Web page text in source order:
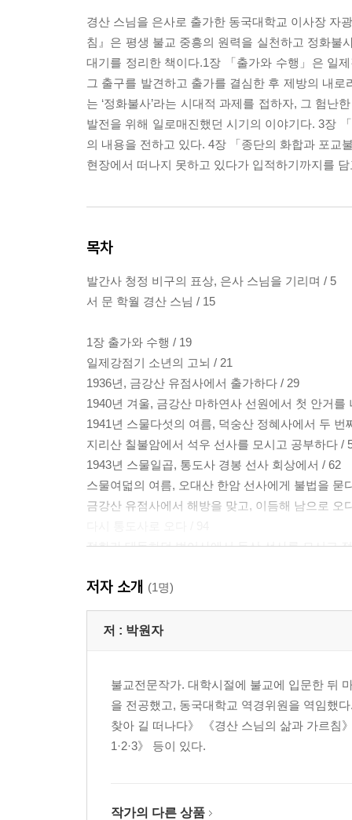
경산 스님을 은사로 출가한 동국대학교 이사장 자
침』은 평생 불교 중흥의 원력을 실천하고 정화불
대기를 정리한 책이다.1장 「출가와 수행」은 일
그 출구를 발견하고 출가를 결심한 후 제방의 내
는 ‘정화불사’라는 시대적 과제를 접하자, 그 험
발전을 위해 일로매진했던 시기의 이야기다. 3장
의 내용을 전하고 있다. 4장 「종단의 화합과 포교
현장에서 떠나지 못하고 있다가 입적하기까지를
목차
발간사 청정 비구의 표상, 은사 스님을 기리며 / 5
서 문 학월 경산 스님 / 15
1장 출가와 수행 / 19
일제강점기 소년의 고뇌 / 21
1936년, 금강산 유점사에서 출가하다 / 29
1940년 겨울, 금강산 마하연사 선원에서 첫 안거를
1941년 스물다섯의 여름, 덕숭산 정혜사에서 두 번
지리산 칠불암에서 석우 선사를 모시고 공부하다 /
1943년 스물일곱, 통도사 경봉 선사 회상에서 / 62
스물여덟의 여름, 오대산 한암 선사에게 불법을 묻
금강산 유점사에서 해방을 맞고, 이듬해 남으로 오
정화가 태동하던 범어사에서 동산 선사를 모시고
2장 한국불교의 정화불사 현장에서 / 125
정화불사와 경산 스님 / 127
통합종단 출범의 전야에서 총무원장으로 선출되다
통합종단의 출범 / 163
통합종단에서의 첫 총무원장 / 174
동국대학교 이사장 / 182
역경사업 / 207
저자 소개 (1명)
저 : 박원자
불교전문작가. 대학시절에 불교에 입문한 뒤
을 전공했고, 동국대학교 역경위원을 역임했
찾아 길 떠나다》 《경산 스님의 삶과 가르침
1·2·3》 등이 있다.
작가의 다른 상품